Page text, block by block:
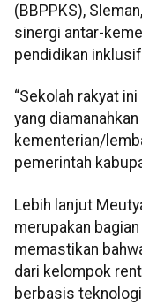
(BBPPKS),
sinergi antar-
pendidikan
“Sekolah rakyat
yang
kementerian/
pemerintah
Lebih lanjut
merupakan
memastikan
dari kelompok
berbasis